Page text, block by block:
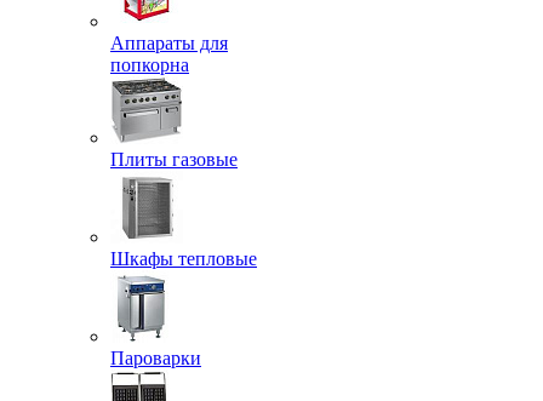
Аппараты для
попкорна
Плиты газовые
Шкафы тепловые
Пароварки